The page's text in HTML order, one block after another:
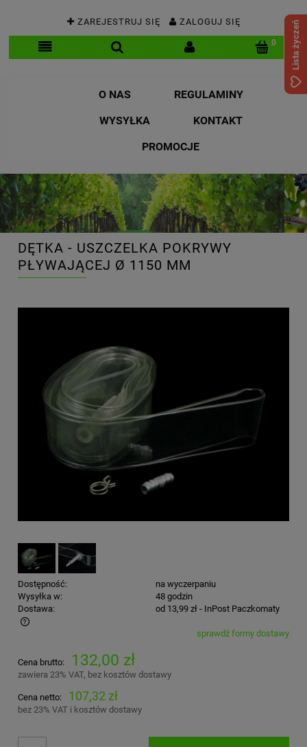
ZAREJESTRUJ SIĘ ZALOGUJ SIĘ
O NAS
REGULAMINY
WYSYŁKA
KONTAKT
PROMOCJE
DĘTKA - USZCZELKA POKRYWY
PŁYWAJĄCEJ Ø 1150 MM
Dostępność:
na wyczerpaniu
Wysyłka w:
48 godzin
Dostawa:
od 13,99 zł - InPost Paczkomaty
Cena nie zawiera ewentualnych kosztów płatnościsprawdź formy dostawy
Cena brutto: 132,00 zł
zawiera 23% VAT, bez kosztów dostawy
Cena netto: 107,32 zł
bez 23% VAT i kosztów dostawy
Lista życzeń